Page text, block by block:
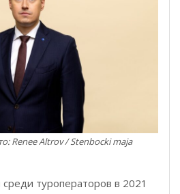
Renee Altrov / Stenbocki maja
туроператоров в 2021